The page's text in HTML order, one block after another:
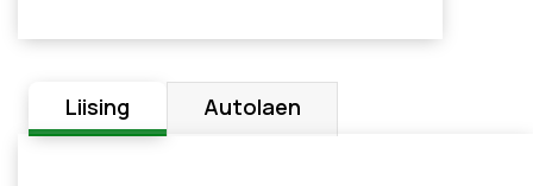
Liising Autolaen